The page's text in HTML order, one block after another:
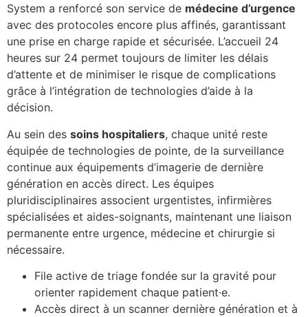
System a renforcé son service de médecine d’urgence
avec des protocoles encore plus affinés, garantissant
une prise en charge rapide et sécurisée. L’accueil 24
heures sur 24 permet toujours de limiter les délais
d’attente et de minimiser le risque de complications
grâce à l’intégration de technologies d’aide à la
décision.
Au sein des soins hospitaliers, chaque unité reste
équipée de technologies de pointe, de la surveillance
continue aux équipements d’imagerie de dernière
génération en accès direct. Les équipes
pluridisciplinaires associent urgentistes, infirmières
spécialisées et aides-soignants, maintenant une liaison
permanente entre urgence, médecine et chirurgie si
nécessaire.
File active de triage fondée sur la gravité pour
orienter rapidement chaque patient·e.
Accès direct à un scanner dernière génération et à